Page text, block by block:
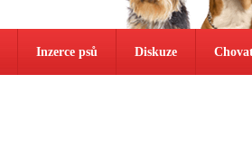
Inzerce psů Diskuze